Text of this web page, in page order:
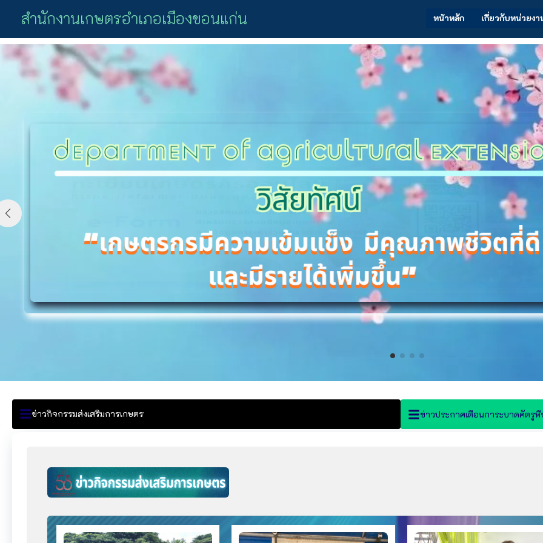
content
สำนักงานเกษตรอำเภอเมืองขอนแก่น หน้าหลัก เกี่ยวกับหน่วยงา
ข่าวกิจกรรมส่งเสริมการเกษตร ข่าวประกาศเตือนการะบาดศัตรูพื